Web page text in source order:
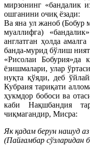
мирзонинг «бандалик
ошганини очиқ ёзади:
Ва яна ул жаноб (Бобур
муаллифга)
англатган ҳолда
банда-мурид бўлиш
«Рисолаи Бобурия»да
ёзишмалари, улар
нуқта қўяди, деб
Кубраия тариқати
ҳукмдор бобоси ва
каби Нақшбандия
чиқмагандир, Мисра:
Як қадам берун нашуд
(Пайғамбар сўзларидан